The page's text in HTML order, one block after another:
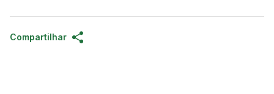
Compartilhar